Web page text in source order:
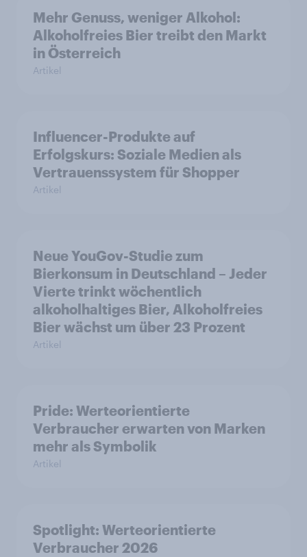
Mehr Genuss, weniger Alkohol:
Alkoholfreies Bier treibt den Markt
in Österreich
Artikel
Influencer-Produkte auf
Erfolgskurs: Soziale Medien als
Vertrauenssystem für Shopper
Artikel
Neue YouGov-Studie zum
Bierkonsum in Deutschland – Jeder
Vierte trinkt wöchentlich
alkoholhaltiges Bier, Alkoholfreies
Bier wächst um über 23 Prozent
Artikel
Pride: Werteorientierte
Verbraucher erwarten von Marken
mehr als Symbolik
Artikel
Spotlight: Werteorientierte
Verbraucher 2026